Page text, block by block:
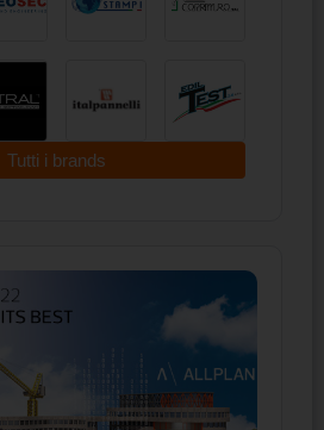
Tutti i brands